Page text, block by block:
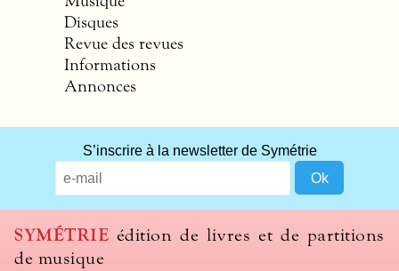
Disques
Revue des revues
Informations
Annonces
S’inscrire à la newsletter de Symétrie
SYMÉTRIE édition de livres et de partitions
de musique